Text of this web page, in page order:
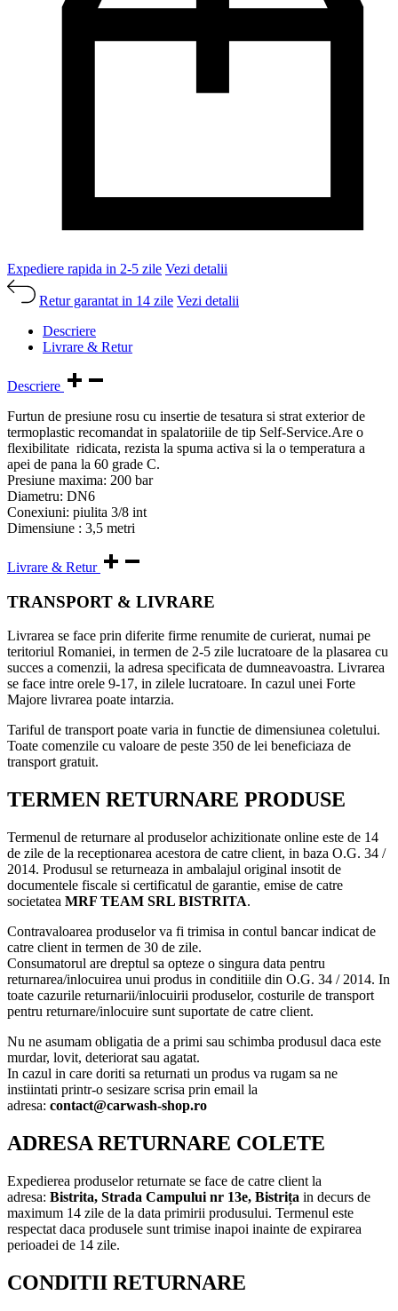
Expediere rapida in 2-5 zile Vezi detalii
Retur garantat in 14 zile Vezi detalii
Descriere
Livrare & Retur
Descriere
Furtun de presiune rosu cu insertie de tesatura si strat exterior de
termoplastic recomandat in spalatoriile de tip Self-Service.Are o
flexibilitate ridicata, rezista la spuma activa si la o temperatura a
apei de pana la 60 grade C.
Presiune maxima: 200 bar
Diametru: DN6
Conexiuni: piulita 3/8 int
Dimensiune : 3,5 metri
Livrare & Retur
TRANSPORT & LIVRARE
Livrarea se face prin diferite firme renumite de curierat, numai pe
teritoriul Romaniei, in termen de 2-5 zile lucratoare de la plasarea cu
succes a comenzii, la adresa specificata de dumneavoastra. Livrarea
se face intre orele 9-17, in zilele lucratoare. In cazul unei Forte
Majore livrarea poate intarzia.
Tariful de transport poate varia in functie de dimensiunea coletului.
Toate comenzile cu valoare de peste 350 de lei beneficiaza de
transport gratuit.
TERMEN RETURNARE PRODUSE
Termenul de returnare al produselor achizitionate online este de 14
de zile de la receptionarea acestora de catre client, in baza O.G. 34 /
2014. Produsul se returneaza in ambalajul original insotit de
documentele fiscale si certificatul de garantie, emise de catre
societatea MRF TEAM SRL BISTRITA.
Contravaloarea produselor va fi trimisa in contul bancar indicat de
catre client in termen de 30 de zile.
Consumatorul are dreptul sa opteze o singura data pentru
returnarea/inlocuirea unui produs in conditiile din O.G. 34 / 2014. In
toate cazurile returnarii/inlocuirii produselor, costurile de transport
pentru returnare/inlocuire sunt suportate de catre client.
Nu ne asumam obligatia de a primi sau schimba produsul daca este
murdar, lovit, deteriorat sau agatat.
In cazul in care doriti sa returnati un produs va rugam sa ne
instiintati printr-o sesizare scrisa prin email la
adresa: contact@carwash-shop.ro
ADRESA RETURNARE COLETE
Expedierea produselor returnate se face de catre client la
adresa: Bistrita, Strada Campului nr 13e, Bistrița in decurs de
maximum 14 zile de la data primirii produsului. Termenul este
respectat daca produsele sunt trimise inapoi inainte de expirarea
perioadei de 14 zile.
CONDITII RETURNARE